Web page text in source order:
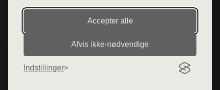
Accepter alle
Afvis ikke‑nødvendige
Indstillinger
Denne side er en del af want.dk, der udgiver en række
hjemmesider med præsentation af forskellige produkter fra
diverse webshops. Der sælges ikke varer fra denne side - vi
henviser til de shops, som sælger varen. Vi har heller ikke
varerne på lager.